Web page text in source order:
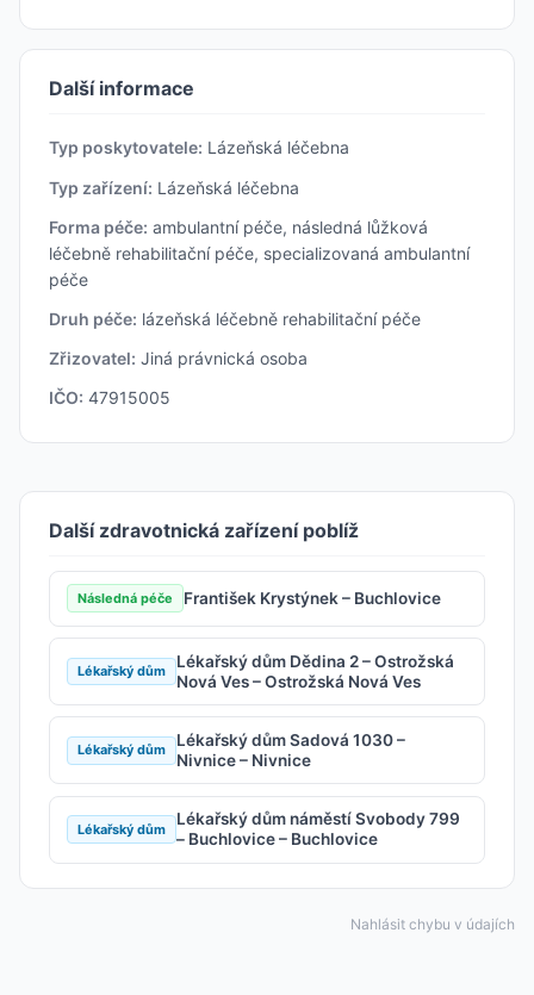
Další informace
Typ poskytovatele: Lázeňská léčebna
Typ zařízení: Lázeňská léčebna
Forma péče: ambulantní péče, následná lůžková
léčebně rehabilitační péče, specializovaná ambulantní
péče
Druh péče: lázeňská léčebně rehabilitační péče
Zřizovatel: Jiná právnická osoba
IČO: 47915005
Další zdravotnická zařízení poblíž
Následná péče František Krystýnek – Buchlovice
Lékařský dům
Lékařský dům Dědina 2 – Ostrožská
Nová Ves – Ostrožská Nová Ves
Lékařský dům
Lékařský dům Sadová 1030 –
Nivnice – Nivnice
Lékařský dům
Lékařský dům náměstí Svobody 799
– Buchlovice – Buchlovice
Nahlásit chybu v údajích